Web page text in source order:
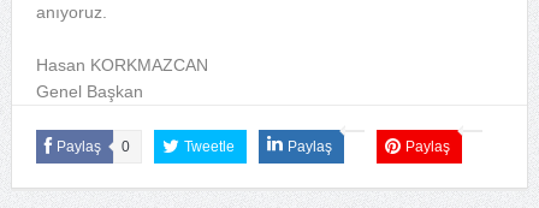
anıyoruz.
Hasan KORKMAZCAN
Genel Başkan
Paylaş 0 Tweetle Paylaş Paylaş